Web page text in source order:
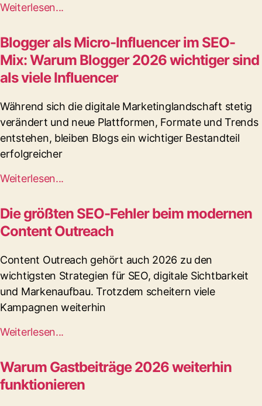
Weiterlesen...
Blogger als Micro-Influencer im SEO-
Mix: Warum Blogger 2026 wichtiger sind
als viele Influencer
Während sich die digitale Marketinglandschaft stetig
verändert und neue Plattformen, Formate und Trends
entstehen, bleiben Blogs ein wichtiger Bestandteil
erfolgreicher
Weiterlesen...
Die größten SEO-Fehler beim modernen
Content Outreach
Content Outreach gehört auch 2026 zu den
wichtigsten Strategien für SEO, digitale Sichtbarkeit
und Markenaufbau. Trotzdem scheitern viele
Kampagnen weiterhin
Weiterlesen...
Warum Gastbeiträge 2026 weiterhin
funktionieren